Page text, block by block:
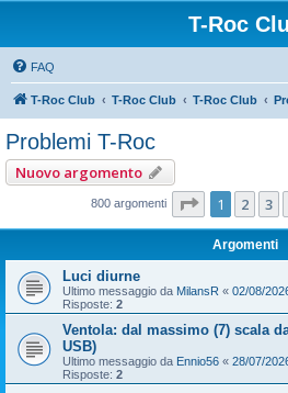
T-Roc
FAQ
T-Roc Club T-Roc Club T-Roc Club
Problemi T-Roc
Nuovo argomento
800 argomenti Pagina di
1 2 3
Argomenti
Luci diurne
Ultimo messaggio da MilansR « 02/08/
Risposte: 2
Ventola: dal massimo (7) scala
USB)
Ultimo messaggio da Ennio56 « 28/07/
Risposte: 2